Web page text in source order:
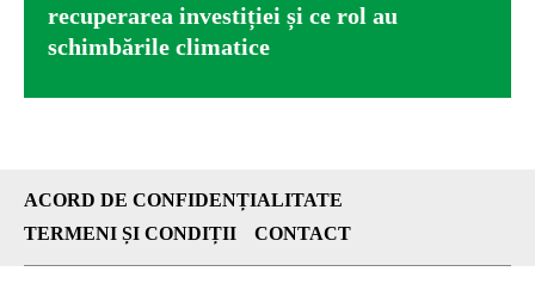
recuperarea investiției și ce rol au
schimbările climatice
ACORD DE CONFIDENȚIALITATE
TERMENI ȘI CONDIȚII
CONTACT